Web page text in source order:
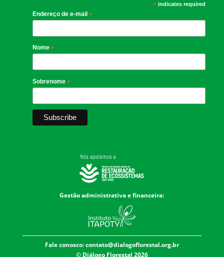
*indicates required
Endereço de e-mail *
Nome *
Sobrenome *
Gestão administrativa e financeira:
Fale conosco:contato@dialogoflorestal.org.br
© Diálogo Florestal 2026